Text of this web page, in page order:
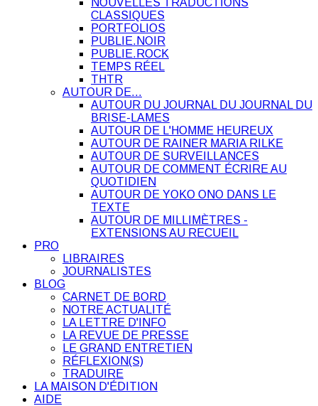
CLASSIQUES
PORTFOLIOS
PUBLIE.NOIR
PUBLIE.ROCK
TEMPS RÉEL
THTR
AUTOUR DE…
AUTOUR DU JOURNAL DU JOURNAL DU
BRISE-LAMES
AUTOUR DE L'HOMME HEUREUX
AUTOUR DE RAINER MARIA RILKE
AUTOUR DE SURVEILLANCES
AUTOUR DE COMMENT ÉCRIRE AU
QUOTIDIEN
AUTOUR DE YOKO ONO DANS LE
TEXTE
AUTOUR DE MILLIMÈTRES -
EXTENSIONS AU RECUEIL
PRO
LIBRAIRES
JOURNALISTES
BLOG
CARNET DE BORD
NOTRE ACTUALITÉ
LA LETTRE D'INFO
LA REVUE DE PRESSE
LE GRAND ENTRETIEN
RÉFLEXION(S)
TRADUIRE
LA MAISON D'ÉDITION
AIDE